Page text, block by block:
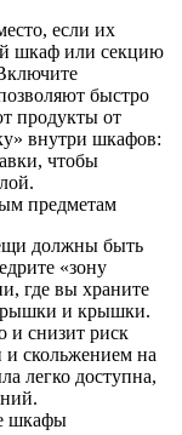
если их
шкаф или секцию
быстро
продукты от
внутри шкафов:
чтобы
предметам
должны быть
«зону
где вы храните
и крышки.
и снизит риск
скольжением на
легко доступна,
шкафы